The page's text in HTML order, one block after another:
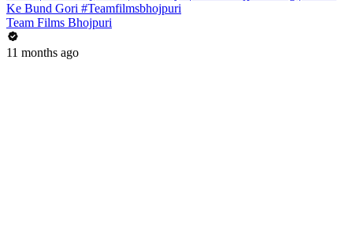
Ke Bund Gori #Teamfilmsbhojpuri
Team Films Bhojpuri
11 months ago